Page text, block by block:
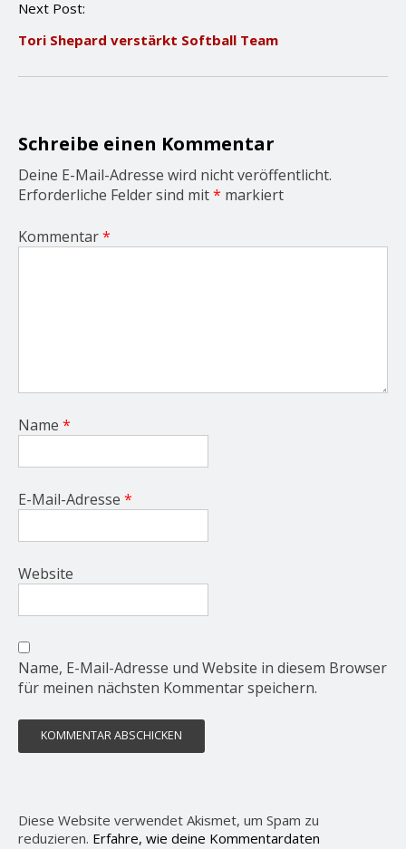
a
o
n
Next Post:
Tori Shepard verstärkt Softball Team
Schreibe einen Kommentar
Deine E-Mail-Adresse wird nicht veröffentlicht.
Erforderliche Felder sind mit* markiert
Kommentar*
Name *
E-Mail-Adresse *
Website
Name, E-Mail-Adresse und Website in diesem Browser
für meinen nächsten Kommentar speichern.
Diese Website verwendet Akismet, um Spam zu
reduzieren. Erfahre, wie deine Kommentardaten